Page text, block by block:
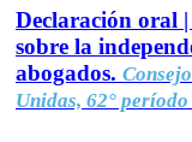
Declaración oral
sobre la
abogados.
Unidas, 62° período